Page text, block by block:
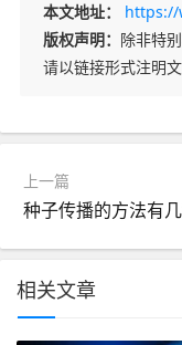
本文地址：
https://
版权声明： 除非特
请以链接形式注明文
上一篇
相关文章